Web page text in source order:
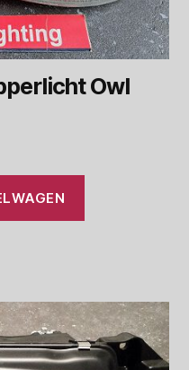
Owl